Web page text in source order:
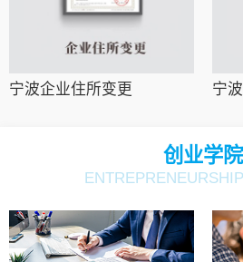
宁波企业住所变更 宁
创业学院